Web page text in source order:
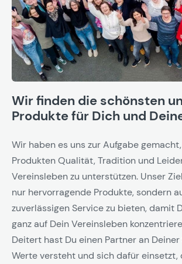
Wir finden die schönsten
Produkte für Dich und
Wir haben es uns zur Aufgabe
Produkten Qualität, Tradition und
Vereinsleben zu unterstützen. Unser
nur hervorragende Produkte, sondern
zuverlässigen Service zu bieten, damit
ganz auf Dein Vereinsleben
Deitert hast Du einen Partner an Deiner
Werte versteht und sich dafür einsetzt,